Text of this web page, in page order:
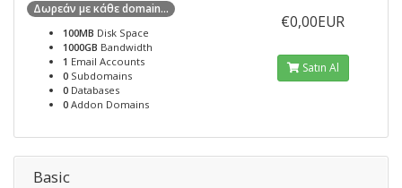
Δωρεάν με κάθε domain...
100MB Disk Space
1000GB Bandwidth
1 Email Accounts
0 Subdomains
0 Databases
0 Addon Domains
€0,00EUR
Satın Al
Basic